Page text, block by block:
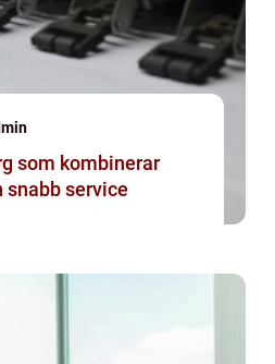
som kombinerar
snabb service